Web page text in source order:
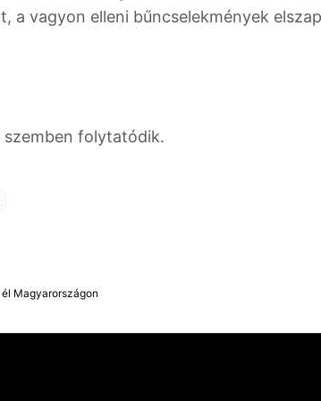
a vagyon elleni bűncselekmények
szemben folytatódik.
Magyarországon